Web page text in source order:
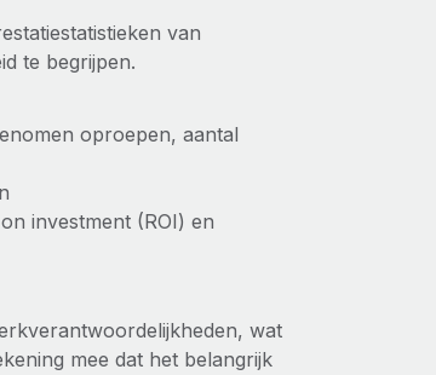
van
te begrijpen.
oproepen, aantal
investment (ROI) en
wat
mee dat het belangrijk